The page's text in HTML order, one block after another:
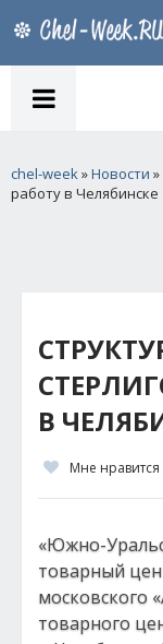
chel-week»Новости
работу в Челябинске
В
Мне нравится
«Южно-
товарный
московского
товарного